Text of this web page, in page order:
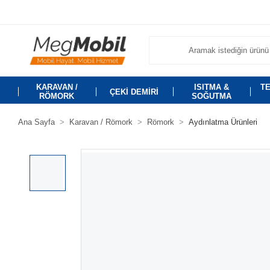
KARAVAN /
RÖMORK
ÇEKİ DEMİRİ
ISITMA &
SOĞUTMA
Ana Sayfa Karavan / Römork Römork Aydınlatma Ürünleri